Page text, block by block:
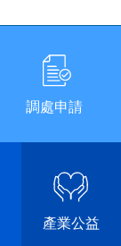
調處申請
產業公益